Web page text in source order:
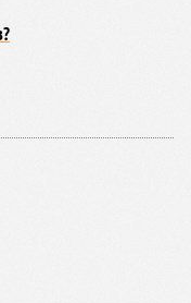
бассейна и
уже не только
– «Наша
Йеллоустоун. Это
Соединённых
вплоть до
Флегрейские поля в
со счетов. Равно